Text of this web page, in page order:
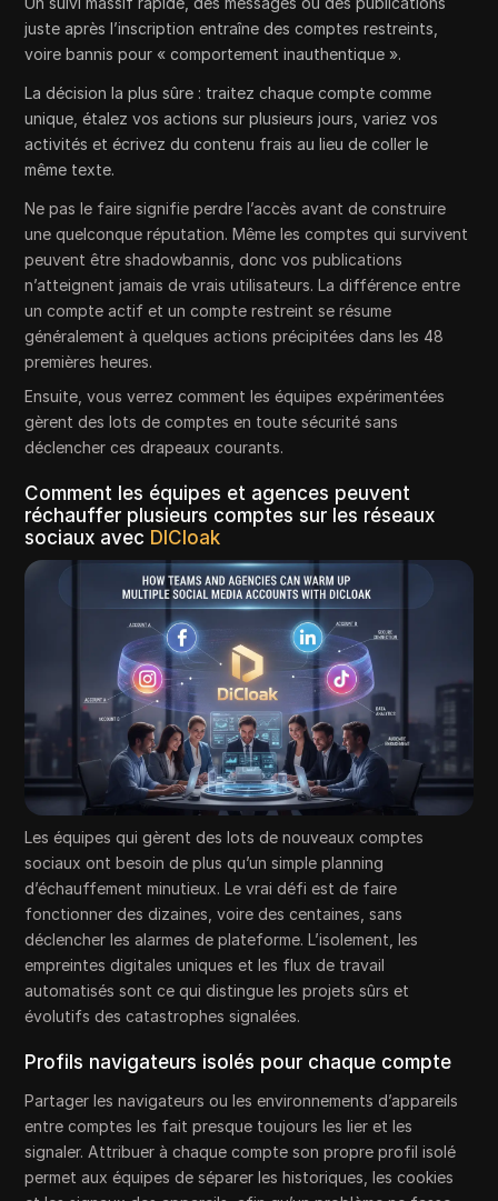
juste après l’inscription entraîne des comptes restreints,
voire bannis pour « comportement inauthentique ».
La décision la plus sûre : traitez chaque compte comme
unique, étalez vos actions sur plusieurs jours, variez vos
activités et écrivez du contenu frais au lieu de coller le
même texte.
Ne pas le faire signifie perdre l’accès avant de construire
une quelconque réputation. Même les comptes qui survivent
peuvent être shadowbannis, donc vos publications
n’atteignent jamais de vrais utilisateurs. La différence entre
un compte actif et un compte restreint se résume
généralement à quelques actions précipitées dans les 48
premières heures.
Ensuite, vous verrez comment les équipes expérimentées
gèrent des lots de comptes en toute sécurité sans
déclencher ces drapeaux courants.
Comment les équipes et agences peuvent
réchauffer plusieurs comptes sur les réseaux
sociaux avec DICloak
Les équipes qui gèrent des lots de nouveaux comptes
sociaux ont besoin de plus qu’un simple planning
d’échauffement minutieux. Le vrai défi est de faire
fonctionner des dizaines, voire des centaines, sans
déclencher les alarmes de plateforme. L’isolement, les
empreintes digitales uniques et les flux de travail
automatisés sont ce qui distingue les projets sûrs et
évolutifs des catastrophes signalées.
Profils navigateurs isolés pour chaque compte
Partager les navigateurs ou les environnements d’appareils
entre comptes les fait presque toujours les lier et les
signaler. Attribuer à chaque compte son propre profil isolé
permet aux équipes de séparer les historiques, les cookies